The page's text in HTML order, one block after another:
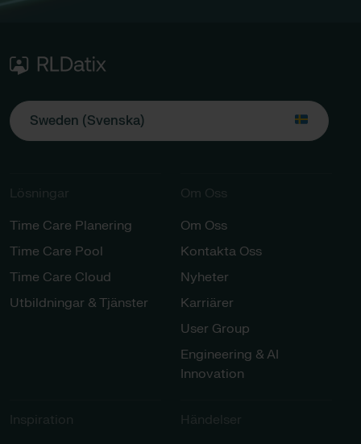
Sweden (Svenska)
Lösningar​​
Time Care Planering
Time Care Pool
Time Care Cloud
Utbildningar & Tjänster​
Om Oss
Om Oss
Kontakta Oss
Nyheter
Karriärer​
User Group
Engineering & AI
Innovation
Inspiration​
Händelser​